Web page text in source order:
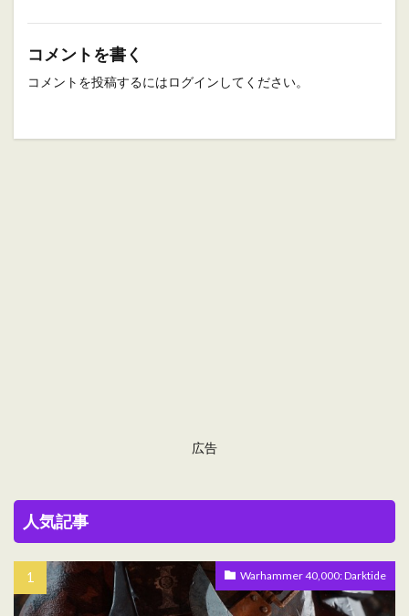
コメントを書く
コメントを投稿するにはログイン してください。
広告
人気記事
Warhammer 40,000: Darktide